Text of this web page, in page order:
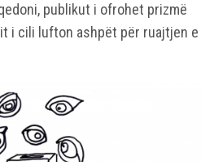
publikut i ofrohet prizmë
i cili lufton ashpët për ruajtjen e